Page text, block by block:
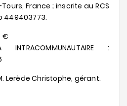
France ; inscrite au RCS
449403773.
€
:
Lerède Christophe, gérant.